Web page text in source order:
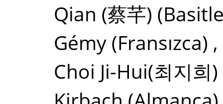
Qian (蔡芊)
Gémy (Fransızca) ,
Choi Ji-Hui(최지희)